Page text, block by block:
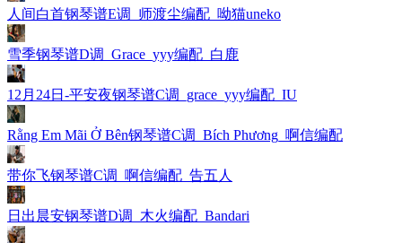
人间白首钢琴谱E调_师渡尘编配_呦猫uneko
雪季钢琴谱D调_Grace_yyy编配_白鹿
12月24日-平安夜钢琴谱C调_grace_yyy编配_IU
Rằng Em Mãi Ở Bên钢琴谱C调_Bích Phương_啊信编配
带你飞钢琴谱C调_啊信编配_告五人
日出晨安钢琴谱D调_木火编配_Bandari